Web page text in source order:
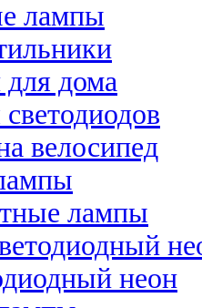
лампы
дома
велосипед
лампы
неон